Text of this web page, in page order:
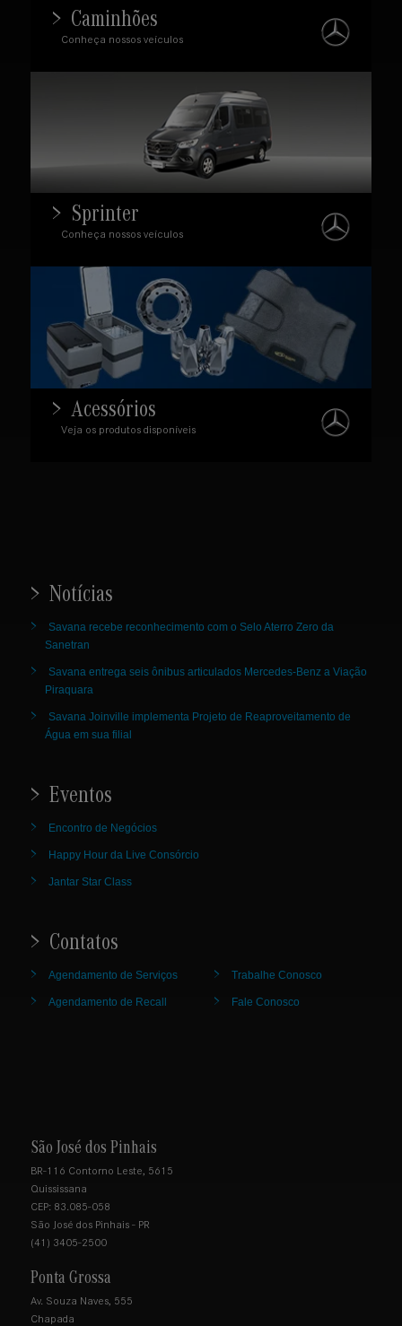
Caminhões
Conheça nossos veículos
Sprinter
Conheça nossos veículos
Acessórios
Veja os produtos disponíveis
Notícias
Savana recebe reconhecimento com o Selo Aterro Zero da
Sanetran
Savana entrega seis ônibus articulados Mercedes-Benz a Viação
Piraquara
Savana Joinville implementa Projeto de Reaproveitamento de
Água em sua filial
Eventos
Encontro de Negócios
Happy Hour da Live Consórcio
Jantar Star Class
Contatos
Agendamento de Serviços
Agendamento de Recall
Trabalhe Conosco
Fale Conosco
São José dos Pinhais
BR-116 Contorno Leste, 5615
Quississana
CEP: 83.085-058
São José dos Pinhais - PR
(41) 3405-2500
Ponta Grossa
Av. Souza Naves, 555
Chapada